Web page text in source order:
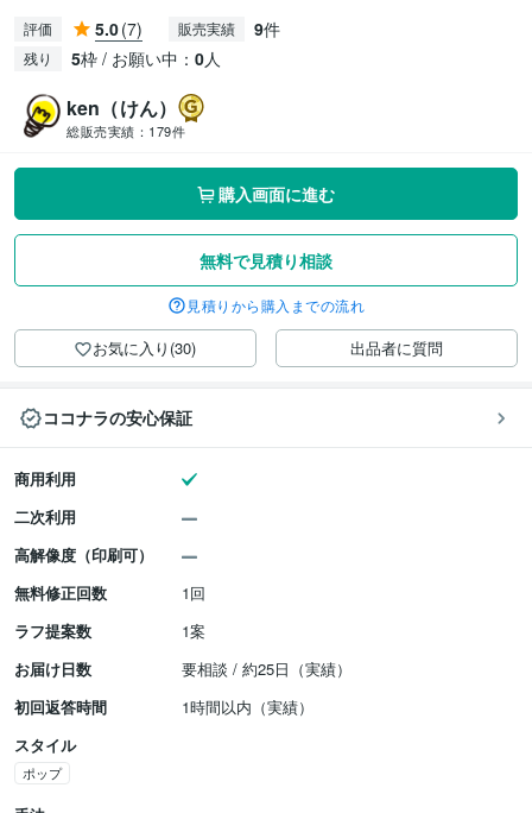
評価 5.0(7) 販売実績 9件
残り 5枠 / お願い中： 0人
ken（けん）
総販売実績： 179件
購入画面に進む
無料で見積り相談
見積りから購入までの流れ
お気に入り(30) 出品者に質問
ココナラの安心保証
商用利用
二次利用
高解像度（印刷可）
無料修正回数
1回
ラフ提案数
1案
お届け日数
要相談 / 約25日（実績）
初回返答時間
1時間以内（実績）
スタイル
ポップ